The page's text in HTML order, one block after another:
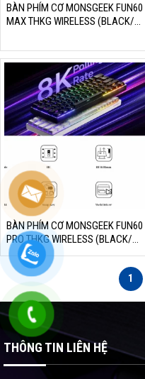
BÀN PHÍM CƠ MONSGEEK FUN60
MAX THKG WIRELESS (BLACK/
MODES, LED ARGB)
BÀN PHÍM CƠ MONSGEEK FUN60
PRO THKG WIRELESS (BLACK/
WHITE, GLARE MAGNETIC, MULTI-
MODES, LED ARGB)
1
THÔNG TIN LIÊN HỆ